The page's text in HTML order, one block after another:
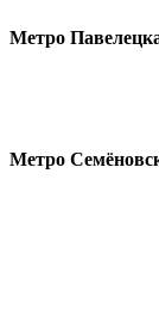
Метро
Метро